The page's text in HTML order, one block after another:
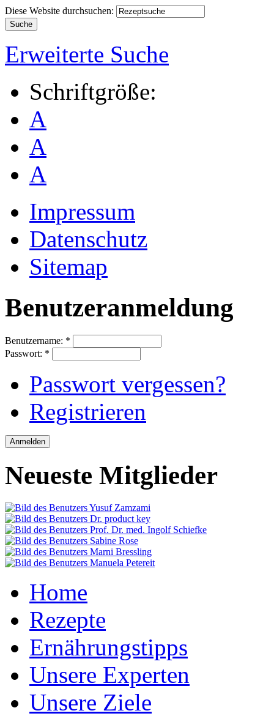
Diese Website durchsuchen:
Erweiterte Suche
Schriftgröße:
A
A
A
Impressum
Datenschutz
Sitemap
Benutzeranmeldung
Benutzername: *
Passwort: *
Passwort vergessen?
Registrieren
Neueste Mitglieder
Home
Rezepte
Ernährungstipps
Unsere Experten
Unsere Ziele